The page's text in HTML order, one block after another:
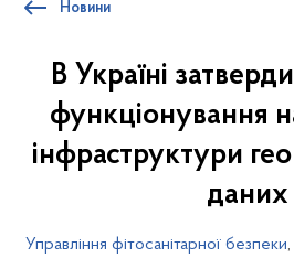
Новини
В Україні
функціонування
інфраструктури
даних
Управління фітосанітарної безпеки